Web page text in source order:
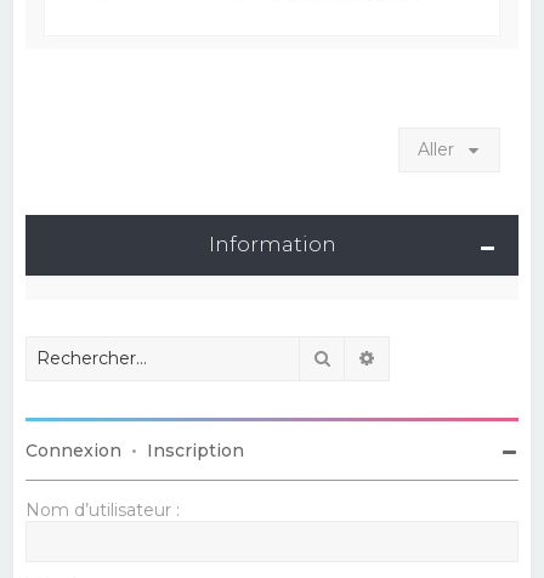
Aller
Information
Rechercher
Connexion • Inscription
Nom d’utilisateur :